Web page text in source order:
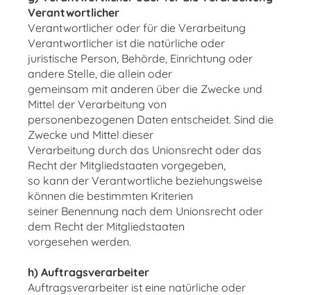
Verantwortlicher
Verantwortlicher oder für die Verarbeitung
Verantwortlicher ist die natürliche oder
juristische Person, Behörde, Einrichtung oder
andere Stelle, die allein oder
gemeinsam mit anderen über die Zwecke und
Mittel der Verarbeitung von
personenbezogenen Daten entscheidet. Sind die
Zwecke und Mittel dieser
Verarbeitung durch das Unionsrecht oder das
Recht der Mitgliedstaaten vorgegeben,
so kann der Verantwortliche beziehungsweise
können die bestimmten Kriterien
seiner Benennung nach dem Unionsrecht oder
dem Recht der Mitgliedstaaten
vorgesehen werden.
h) Auftragsverarbeiter
Auftragsverarbeiter ist eine natürliche oder